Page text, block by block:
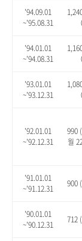
'94.09.01
~'95.08.31
'94.01.01
~'94.08.31
'93.01.01
~'93.12.31
'92.01.01
~'92.12.31
990
월
'91.01.01
~'91.12.31
900
'90.01.01
~'90.12.31
712